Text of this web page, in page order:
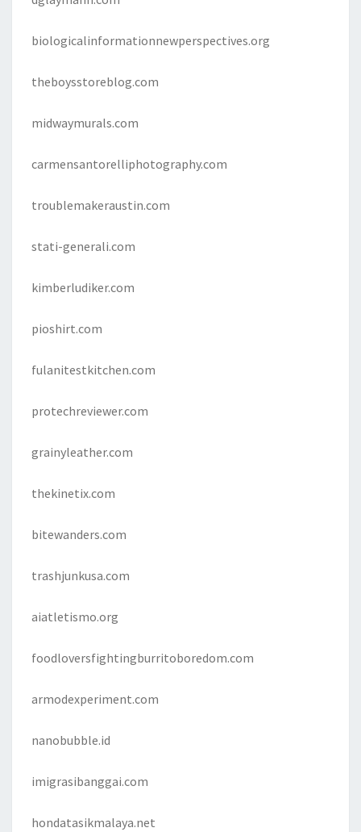
biologicalinformationnewperspectives.org
theboysstoreblog.com
midwaymurals.com
carmensantorelliphotography.com
troublemakeraustin.com
stati-generali.com
kimberludiker.com
pioshirt.com
fulanitestkitchen.com
protechreviewer.com
grainyleather.com
thekinetix.com
bitewanders.com
trashjunkusa.com
aiatletismo.org
foodloversfightingburritoboredom.com
armodexperiment.com
nanobubble.id
imigrasibanggai.com
hondatasikmalaya.net